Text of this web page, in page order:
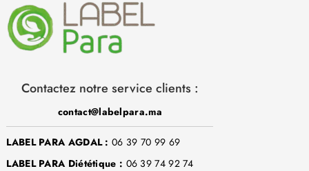
Contactez notre service clients :
contact@labelpara.ma
LABEL PARA AGDAL : 06 39 70 99 69
LABEL PARA Diététique : 06 39 74 92 74